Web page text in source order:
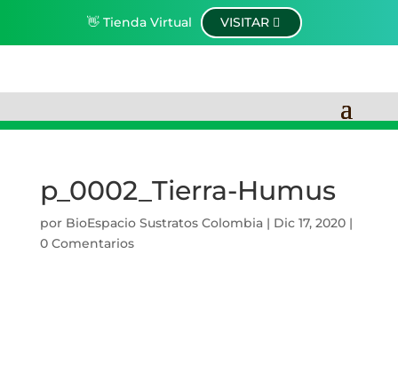
👋 Tienda Virtual VISITAR
p_0002_Tierra-Humus
por BioEspacio Sustratos Colombia| Dic 17, 2020|
0 Comentarios